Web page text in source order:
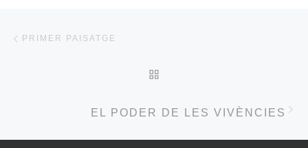
PRIMER PAISATGE
EL PODER DE LES VIVÈNCIES